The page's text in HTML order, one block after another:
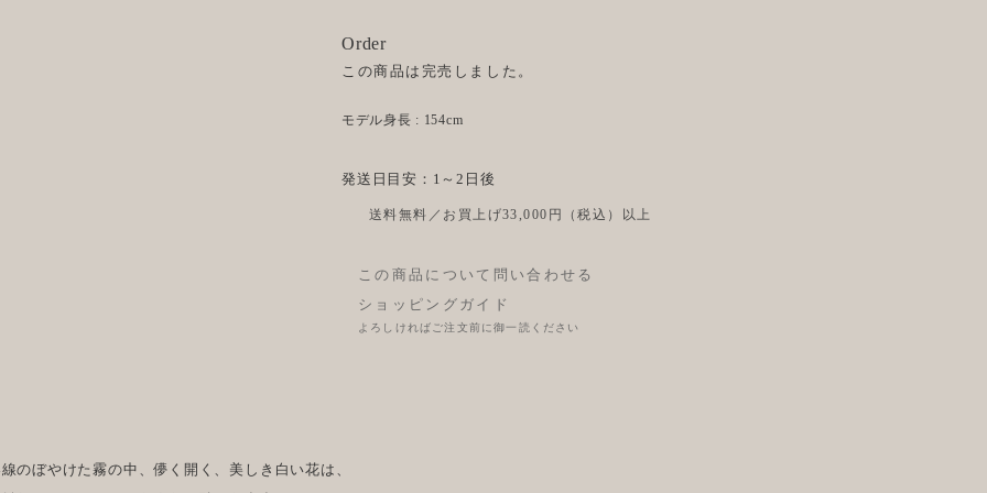
Order
この商品は完売しました。
モデル身長 : 154cm
発送日目安：1～2日後
送料無料／お買上げ33,000円（税込）以上
この商品について問い合わせる
ショッピングガイド
よろしければご注文前に御一読ください
のぼやけた霧の中、儚く開く、美しき白い花は、